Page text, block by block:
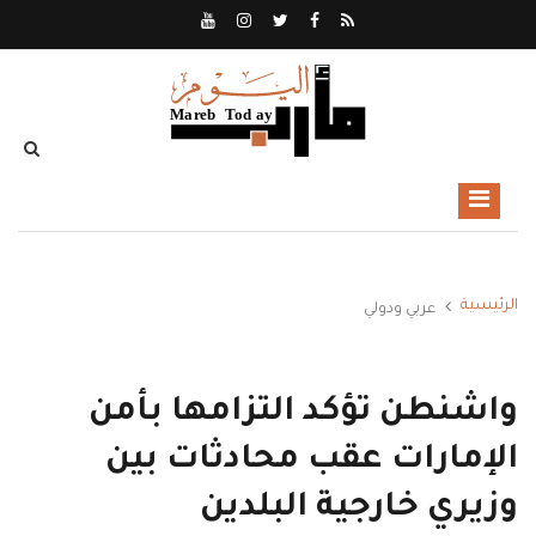
الرئيسية عربي ودولي
واشنطن تؤكد التزامها بأمن
الإمارات عقب محادثات بين
وزيري خارجية البلدين